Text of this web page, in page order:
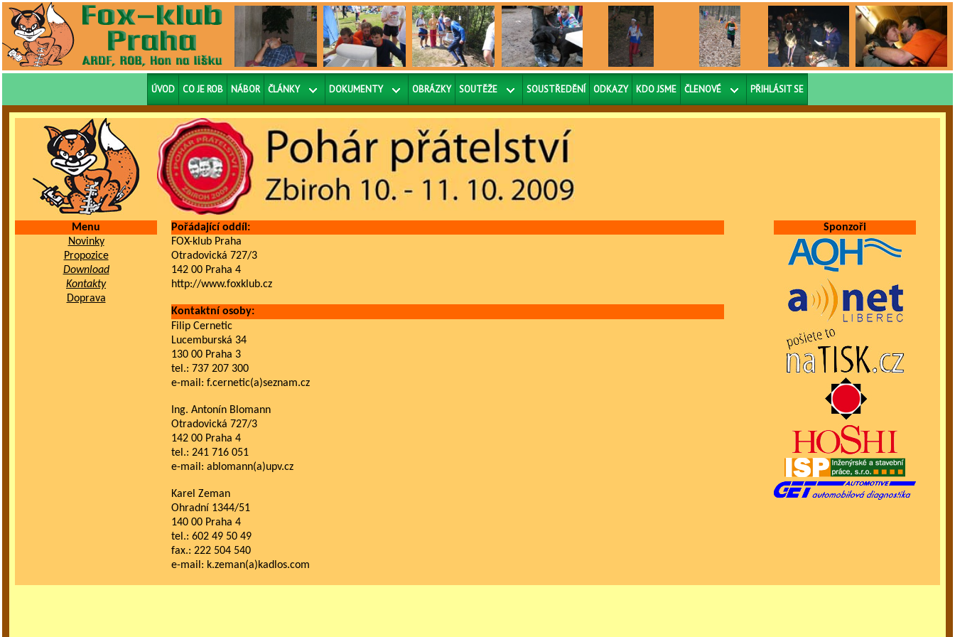
ÚVOD CO JE ROB NÁBOR ČLÁNKY DOKUMENTY OBRÁZKY SOUTĚŽE SOUSTŘEDĚNÍ ODKAZY KDO JSME ČLENOVÉ PŘIHLÁSIT SE